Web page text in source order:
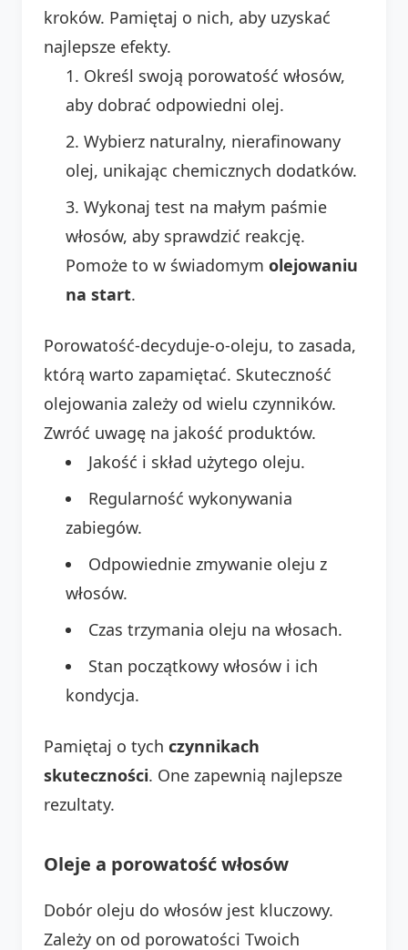
kroków. Pamiętaj o nich, aby uzyskać
najlepsze efekty.
Określ swoją porowatość włosów,
aby dobrać odpowiedni olej.
Wybierz naturalny, nierafinowany
olej, unikając chemicznych dodatków.
Wykonaj test na małym paśmie
włosów, aby sprawdzić reakcję.
Pomoże to w świadomym olejowaniu
na start.
Porowatość-decyduje-o-oleju, to zasada,
którą warto zapamiętać. Skuteczność
olejowania zależy od wielu czynników.
Zwróć uwagę na jakość produktów.
Jakość i skład użytego oleju.
Regularność wykonywania
zabiegów.
Odpowiednie zmywanie oleju z
włosów.
Czas trzymania oleju na włosach.
Stan początkowy włosów i ich
kondycja.
Pamiętaj o tych czynnikach
skuteczności. One zapewnią najlepsze
rezultaty.
Oleje a porowatość włosów
Dobór oleju do włosów jest kluczowy.
Zależy on od porowatości Twoich